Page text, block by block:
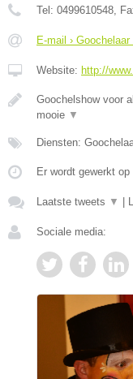
Tel: 0499610548 ,
E-mail ›
Website: http://
Goochelshow voor
mooie ▼
Diensten:
Er wordt gewerkt op
Laatste tweets ▼ |
Sociale media: